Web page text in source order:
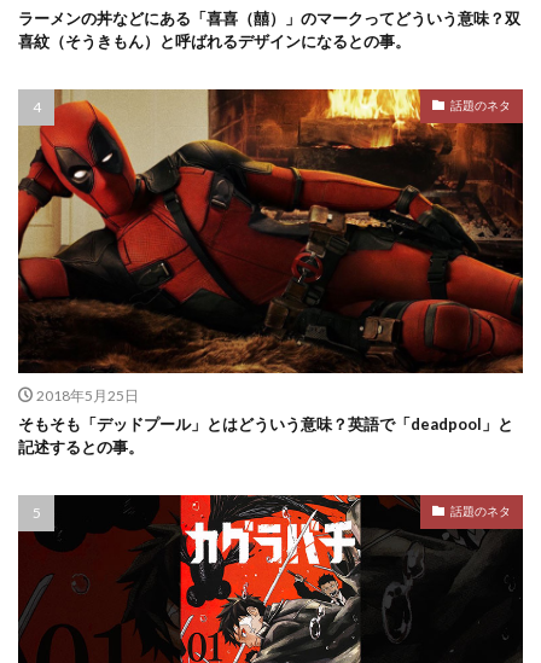
ラーメンの丼などにある「喜喜（囍）」のマークってどういう意味？双
喜紋（そうきもん）と呼ばれるデザインになるとの事。
話題のネタ
2018年5月25日
そもそも「デッドプール」とはどういう意味？英語で「deadpool」と
記述するとの事。
話題のネタ